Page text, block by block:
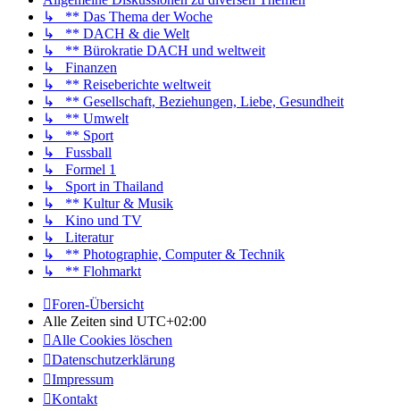
↳ ** Das Thema der Woche
↳ ** DACH & die Welt
↳ ** Bürokratie DACH und weltweit
↳ Finanzen
↳ ** Reiseberichte weltweit
↳ ** Gesellschaft, Beziehungen, Liebe, Gesundheit
↳ ** Umwelt
↳ ** Sport
↳ Fussball
↳ Formel 1
↳ Sport in Thailand
↳ ** Kultur & Musik
↳ Kino und TV
↳ Literatur
↳ ** Photographie, Computer & Technik
↳ ** Flohmarkt
Foren-Übersicht
Alle Zeiten sind UTC+02:00
Alle Cookies löschen
Datenschutzerklärung
Impressum
Kontakt